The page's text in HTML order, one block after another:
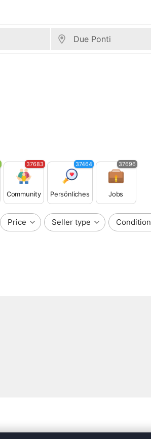
Community
37683
Persönliches
37464
Jobs
37696
Price Seller type Condition